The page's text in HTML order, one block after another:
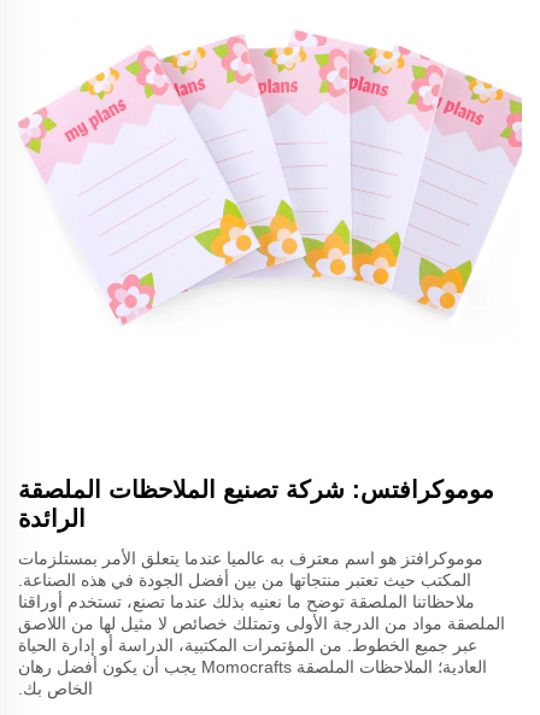
موموكرافتس: شركة تصنيع الملاحظات الملصقة
الرائدة
موموكرافتز هو اسم معترف به عالميا عندما يتعلق الأمر بمستلزمات
المكتب حيث تعتبر منتجاتها من بين أفضل الجودة في هذه الصناعة.
ملاحظاتنا الملصقة توضح ما نعنيه بذلك عندما تصنع، تستخدم أوراقنا
الملصقة مواد من الدرجة الأولى وتمتلك خصائص لا مثيل لها من اللاصق
عبر جميع الخطوط. من المؤتمرات المكتبية، الدراسة أو إدارة الحياة
العادية؛ الملاحظات الملصقة Momocrafts يجب أن يكون أفضل رهان
الخاص بك.